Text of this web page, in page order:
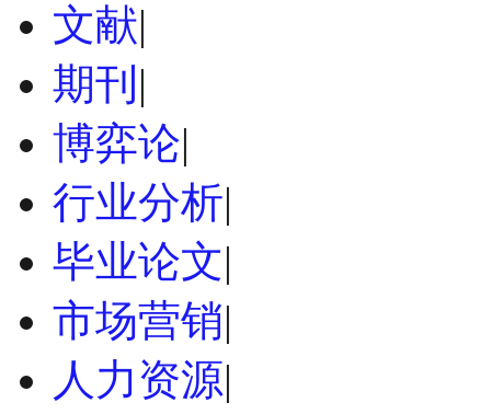
文献|
期刊 |
博弈论|
行业分析|
毕业论文|
市场营销|
人力资源|